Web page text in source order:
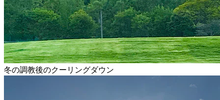
冬の調教後のクーリングダウン